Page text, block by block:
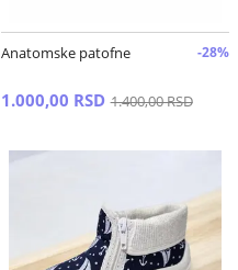
Anatomske patofne -28%
1.000,00 RSD 1.400,00 RSD